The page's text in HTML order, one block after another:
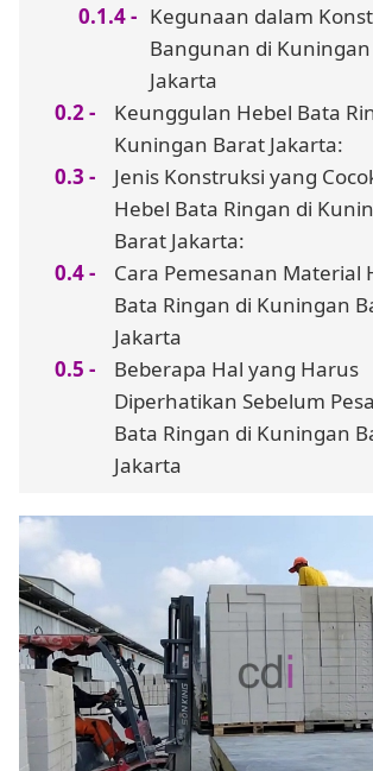
Kegunaan dalam
Bangunan di
Jakarta
Keunggulan Hebel Bata
Kuningan Barat Jakarta:
Jenis Konstruksi yang
Hebel Bata Ringan di
Barat Jakarta:
Cara Pemesanan Material
Bata Ringan di Kuningan
Jakarta
Beberapa Hal yang Harus
Diperhatikan Sebelum
Bata Ringan di Kuningan
Jakarta